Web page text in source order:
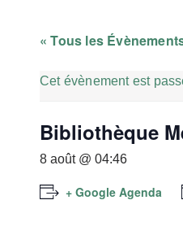
« Tous les
Cet évènement est
Bibliothèque
8 août @ 04:46
+ Google Agenda